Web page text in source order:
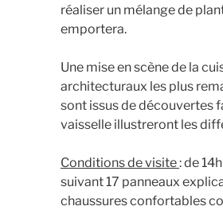
réaliser un mélange de
emportera.
Une mise en scène de la
architecturaux les plus
sont issus de découvertes
vaisselle illustreront les
Conditions de visite: de
suivant 17 panneaux
chaussures confortables